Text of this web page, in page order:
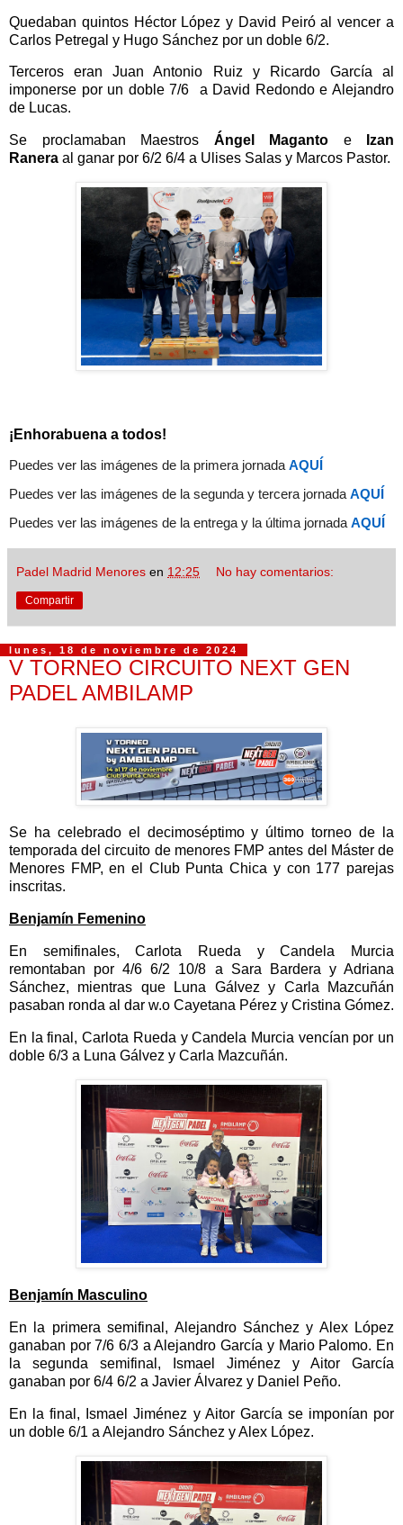
Quedaban quintos Héctor López y David Peiró al vencer a
Carlos Petregal y Hugo Sánchez por un doble 6/2.
Terceros eran Juan Antonio Ruiz y Ricardo García al
imponerse por un doble 7/6 a David Redondo e Alejandro
de Lucas.
Se proclamaban Maestros Ángel Maganto e
Izan
Ranera al ganar por 6/2 6/4 a Ulises Salas y Marcos Pastor.
¡Enhorabuena a todos!
Puedes ver las imágenes de la primera jornada AQUÍ
Puedes ver las imágenes de la segunda y tercera jornada AQUÍ
Puedes ver las imágenes de la entrega y la última jornada AQUÍ
Padel Madrid Menores en 12:25 No hay comentarios:
Compartir
lunes, 18 de noviembre de 2024
V TORNEO CIRCUITO NEXT GEN
PADEL AMBILAMP
Se ha celebrado el decimoséptimo y último torneo de la
temporada del circuito de menores FMP antes del Máster de
Menores FMP, en el Club Punta Chica y con 177 parejas
inscritas.
Benjamín Femenino
En semifinales, Carlota Rueda y Candela Murcia
remontaban por 4/6 6/2 10/8 a Sara Bardera y Adriana
Sánchez, mientras que Luna Gálvez y Carla Mazcuñán
pasaban ronda al dar w.o Cayetana Pérez y Cristina Gómez.
En la final, Carlota Rueda y Candela Murcia vencían por un
doble 6/3 a Luna Gálvez y Carla Mazcuñán.
Benjamín Masculino
En la primera semifinal, Alejandro Sánchez y Alex López
ganaban por 7/6 6/3 a Alejandro García y Mario Palomo. En
la segunda semifinal, Ismael Jiménez y Aitor García
ganaban por 6/4 6/2 a Javier Álvarez y Daniel Peño.
En la final, Ismael Jiménez y Aitor García se imponían por
un doble 6/1 a Alejandro Sánchez y Alex López.